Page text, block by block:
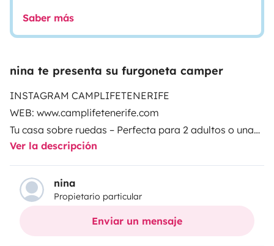
Saber más
nina te presenta su furgoneta camper
INSTAGRAM CAMPLIFETENERIFE
WEB: www.camplifetenerife.com
Tu casa sobre ruedas – Perfecta para 2 adultos o una
familia con un niño
Prepárate para vivir una aventura inolvidable por
Tenerife. Esta caravana hecha a mano es mucho más
que un vehículo: es tu refugio, tu base para explorar
Ver la descripción
nina
Propietario particular
Enviar un mensaje